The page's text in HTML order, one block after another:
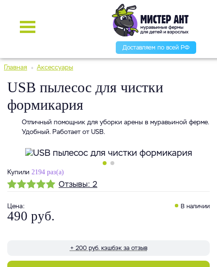
Доставляем по всей РФ
Главная Аксессуары
USB пылесос для чистки
формикария
Отличный помощник для уборки арены в муравьиной ферме.
Удобный. Работает от USB.
Купили 2194 раз(а)
Отзывы: 2
Цена:
490 руб.
В наличии
+ 200 руб. кэшбэк за отзыв